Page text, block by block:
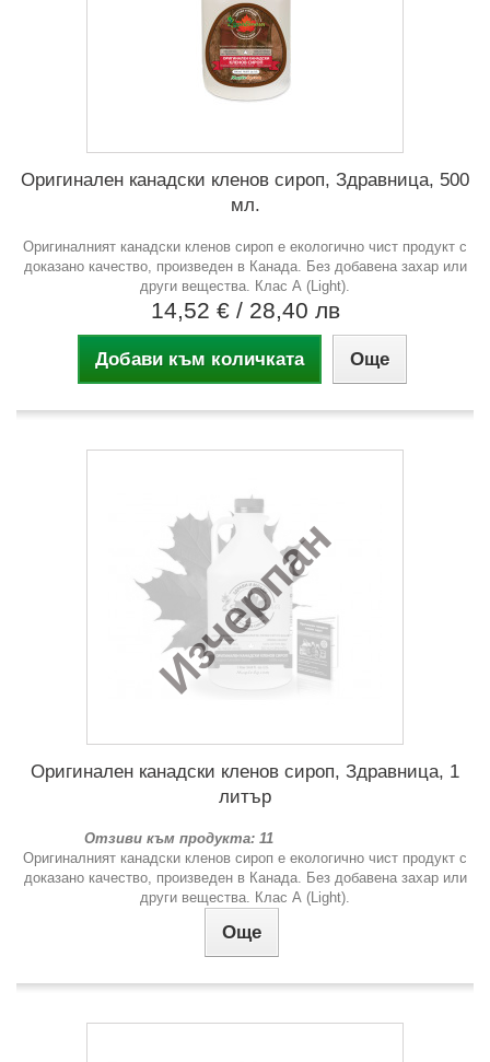
Оригинален канадски кленов сироп, Здравница, 500
мл.
Оригиналният канадски кленов сироп е екологично чист продукт с
доказано качество, произведен в Канада. Без добавена захар или
други вещества. Клас А (Light).
14,52 € / 28,40 лв
Добави към количката Още
Изчерпан
Оригинален канадски кленов сироп, Здравница, 1
литър
Отзиви към продукта: 11
Оригиналният канадски кленов сироп е екологично чист продукт с
доказано качество, произведен в Канада. Без добавена захар или
други вещества. Клас А (Light).
Още